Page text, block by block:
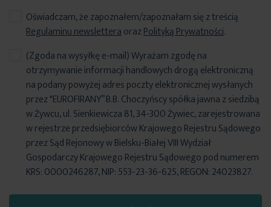
Oświadczam, że zapoznałem/zapoznałam się z treścią
Regulaminu newsletteraorazPolityką Prywatności.
(Zgoda na wysyłkę e-mail) Wyrażam zgodę na
otrzymywanie informacji handlowych drogą elektroniczną
na podany powyżej adres poczty elektronicznej wysłanych
przez "EUROFIRANY” B.B. Choczyńscy spółka jawna z siedzibą
w Żywcu, ul. Sienkiewicza 81, 34-300 Żywiec, zarejestrowana
w rejestrze przedsiębiorców Krajowego Rejestru Sądowego
przez Sąd Rejonowy w Bielsku-Białej VIII Wydział
Gospodarczy Krajowego Rejestru Sądowego pod numerem
KRS: 0000246287, NIP: 553-23-36-625, REGON: 24023827.